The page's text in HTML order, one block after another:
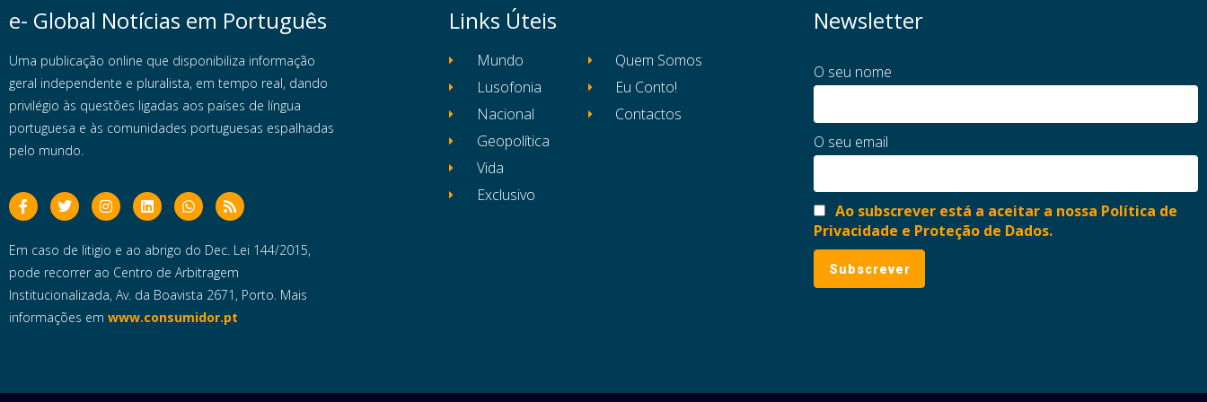
e- Global Notícias em Português
Uma publicação online que disponibiliza informação
geral independente e pluralista, em tempo real, dando
privilégio às questões ligadas aos países de língua
portuguesa e às comunidades portuguesas espalhadas
pelo mundo.
Em caso de litigio e ao abrigo do Dec. Lei 144/2015,
pode recorrer ao Centro de Arbitragem
Institucionalizada, Av. da Boavista 2671, Porto. Mais
informações em www.consumidor.pt
Links Úteis
Mundo
Lusofonia
Nacional
Geopolítica
Vida
Exclusivo
Quem Somos
Eu Conto!
Contactos
Newsletter
O seu nome
O seu email
Ao subscrever está a aceitar a nossa Política de
Privacidade e Proteção de Dados.